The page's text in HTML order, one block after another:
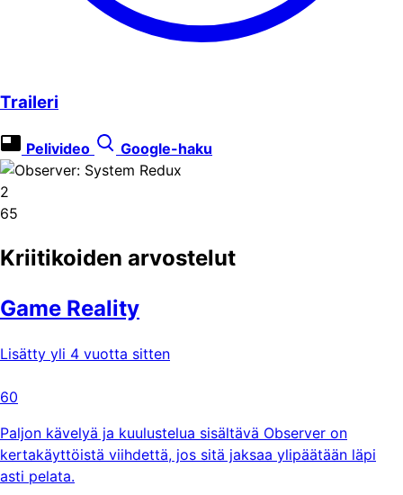
Traileri
Pelivideo Google-haku
2
65
Kriitikoiden arvostelut
Game Reality
Lisätty yli 4 vuotta sitten
60
Paljon kävelyä ja kuulustelua sisältävä Observer on
kertakäyttöistä viihdettä, jos sitä jaksaa ylipäätään läpi
asti pelata.